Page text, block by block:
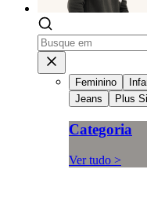
Feminino
Jeans
Plus
Categoria
Ver tudo >